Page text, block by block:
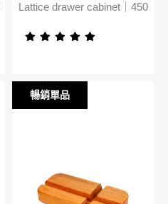
Lattice drawer cabinet｜450
暢銷單品
暢銷單品